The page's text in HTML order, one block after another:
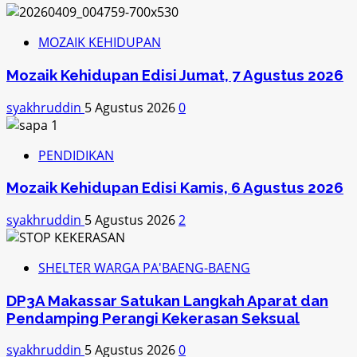
MOZAIK KEHIDUPAN
Mozaik Kehidupan Edisi Jumat, 7 Agustus 2026
syakhruddin 5 Agustus 20260
PENDIDIKAN
Mozaik Kehidupan Edisi Kamis, 6 Agustus 2026
syakhruddin 5 Agustus 20262
SHELTER WARGA PA'BAENG-BAENG
DP3A Makassar Satukan Langkah Aparat dan
Pendamping Perangi Kekerasan Seksual
syakhruddin 5 Agustus 20260